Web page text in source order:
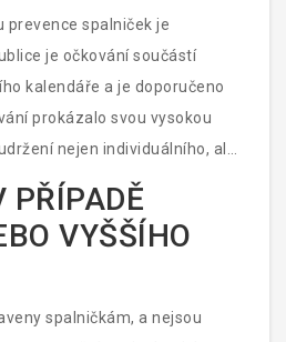
prevence spalniček je
je očkování součástí
kalendáře a je doporučeno
prokázalo svou vysokou
nejen individuálního, ale
PŘÍPADĚ
VYŠŠÍHO
spalničkám, a nejsou